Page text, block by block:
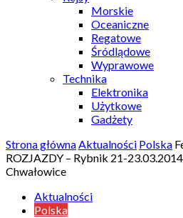
Morskie
Oceaniczne
Regatowe
Śródlądowe
Wyprawowe
Technika
Elektronika
Użytkowe
Gadżety
Strona głównaAktualności Polska
ROZJAZDY – Rybnik 21-
Chwałowice
Aktualności
Polska